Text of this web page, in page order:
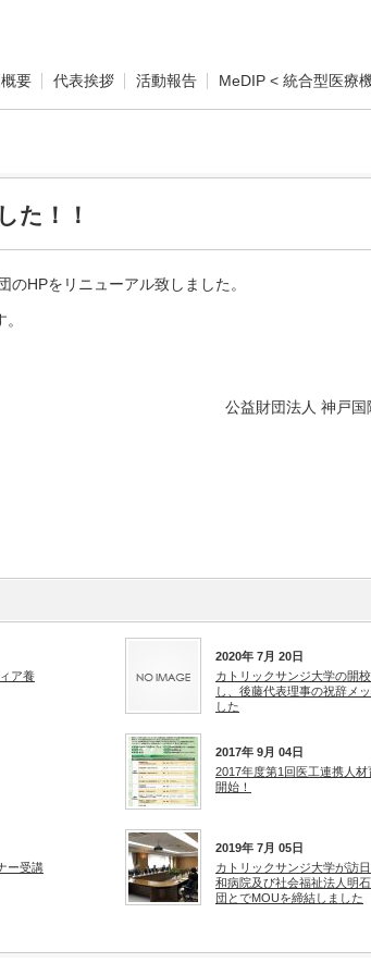
要 代表挨拶 活動報告 MeDIP < 統合型医療
た！！
HPをリニューアル致しました。
公益財団法人 神戸国
ア養
2020年 7月 20日
カトリックサンジ大学の開
し、後藤代表理事の祝辞メ
した
2017年 9月 04日
2017年度第1回医工連携人
開始！
ー受講
2019年 7月 05日
カトリックサンジ大学が訪
和病院及び社会福祉法人明
団とでMOUを締結しました